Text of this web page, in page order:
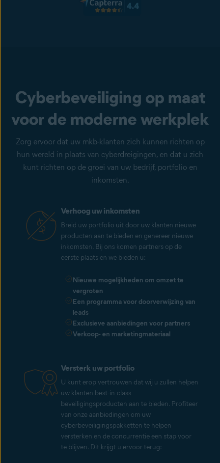
Cyberbeveiliging op maat
voor de moderne werkplek
Zorg ervoor dat uw mkb-klanten zich kunnen richten op
hun wereld in plaats van cyberdreigingen, en dat u zich
kunt richten op de groei van uw bedrijf, portfolio en
inkomsten.
Verhoog uw inkomsten
Breid uw portfolio uit door uw klanten nieuwe
producten aan te bieden en genereer nieuwe
inkomsten. Bij ons komen partners op de
eerste plaats en we bieden u:
Nieuwe mogelijkheden om omzet te
vergroten
Een programma voor doorverwijzing van
leads
Exclusieve aanbiedingen voor partners
Verkoop- en marketingmateriaal
Versterk uw portfolio
U kunt erop vertrouwen dat wij u zullen helpen
uw klanten best-in-class
beveiligingsproducten aan te bieden. Profiteer
van onze aanbiedingen om uw
cyberbeveiligingspakketten te helpen
versterken en de concurrentie een stap voor
te blijven. Dit krijgt u ervoor terug: